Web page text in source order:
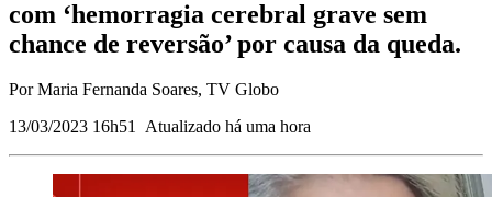
com ‘hemorragia cerebral grave sem
chance de reversão’ por causa da queda.
Por Maria Fernanda Soares, TV Globo
13/03/2023 16h51 Atualizado há uma hora